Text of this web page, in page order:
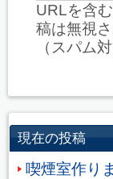
URLを含
稿は無視
（スパム対
現在の投稿
喫煙室作り